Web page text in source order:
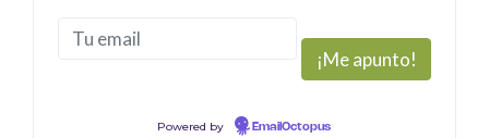
Powered by EmailOctopus